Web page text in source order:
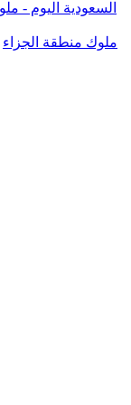
ملوك منطقة الجزاء